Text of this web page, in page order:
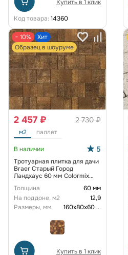
Купить в 1 клик
Код товара: 14360
− 10%
Хит
Образец в шоуруме
2 730 ₽
2 457 ₽
м2 паллет
В наличии 5
Тротуарная плитка для дачи
Braer Старый Город
Ландхаус 60 мм Colormix
Толщина
60 мм
На поддоне, м2
12,9
Размеры, мм
160х80х60...
Купить в 1 клик